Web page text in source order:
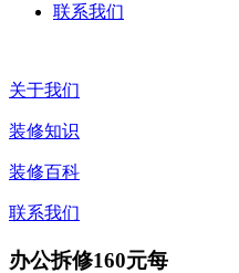
联系我们
关于我们
装修知识
装修百科
联系我们
办公拆修160元每